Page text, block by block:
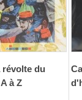
révolte du
à Z